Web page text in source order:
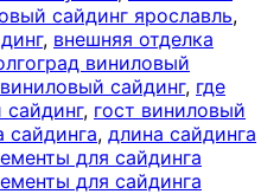
сайдинг ярославль,
, внешняя отделка
виниловый
сайдинг, где
, гост виниловый
сайдинга, длина сайдинга
для сайдинга
для сайдинга